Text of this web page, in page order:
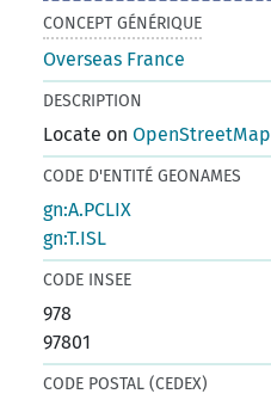
CONCEPT GÉNÉRIQUE
Overseas France
DESCRIPTION
Locate onOpenStreetMap
CODE D'ENTITÉ GEONAMES
gn:A.PCLIX
gn:T.ISL
CODE INSEE
978
97801
CODE POSTAL (CEDEX)